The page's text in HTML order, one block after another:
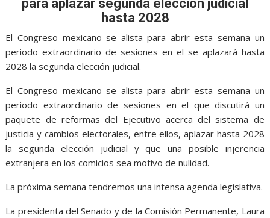
k
p
p
g
er
para aplazar segunda elección judicial
hasta 2028
El Congreso mexicano se alista para abrir esta semana un
periodo extraordinario de sesiones en el se aplazará hasta
2028 la segunda elección judicial.
El Congreso mexicano se alista para abrir esta semana un
periodo extraordinario de sesiones en el que discutirá un
paquete de reformas del Ejecutivo acerca del sistema de
justicia y cambios electorales, entre ellos, aplazar hasta 2028
la segunda elección judicial y que una posible injerencia
extranjera en los comicios sea motivo de nulidad.
La próxima semana tendremos una intensa agenda legislativa.
La presidenta del Senado y de la Comisión Permanente, Laura